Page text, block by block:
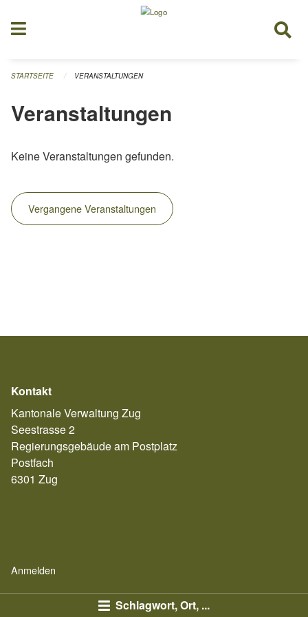
Schlagwort, Ort, ...
STARTSEITE VERANSTALTUNGEN
Veranstaltungen
Keine Veranstaltungen gefunden.
Vergangene Veranstaltungen
Kontakt
Kantonale Verwaltung Zug
Seestrasse 2
Regierungsgebäude am Postplatz
Postfach
6301 Zug
Anmelden